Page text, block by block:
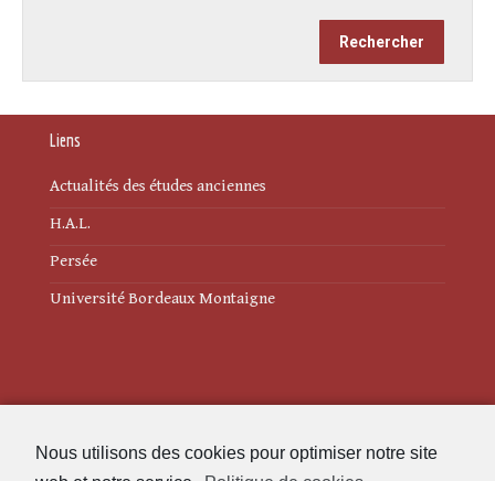
Nous utilisons des cookies pour optimiser notre site
Liens
Actualités des études anciennes
H.A.L.
Persée
Université Bordeaux Montaigne
Politique de cookies (UE)